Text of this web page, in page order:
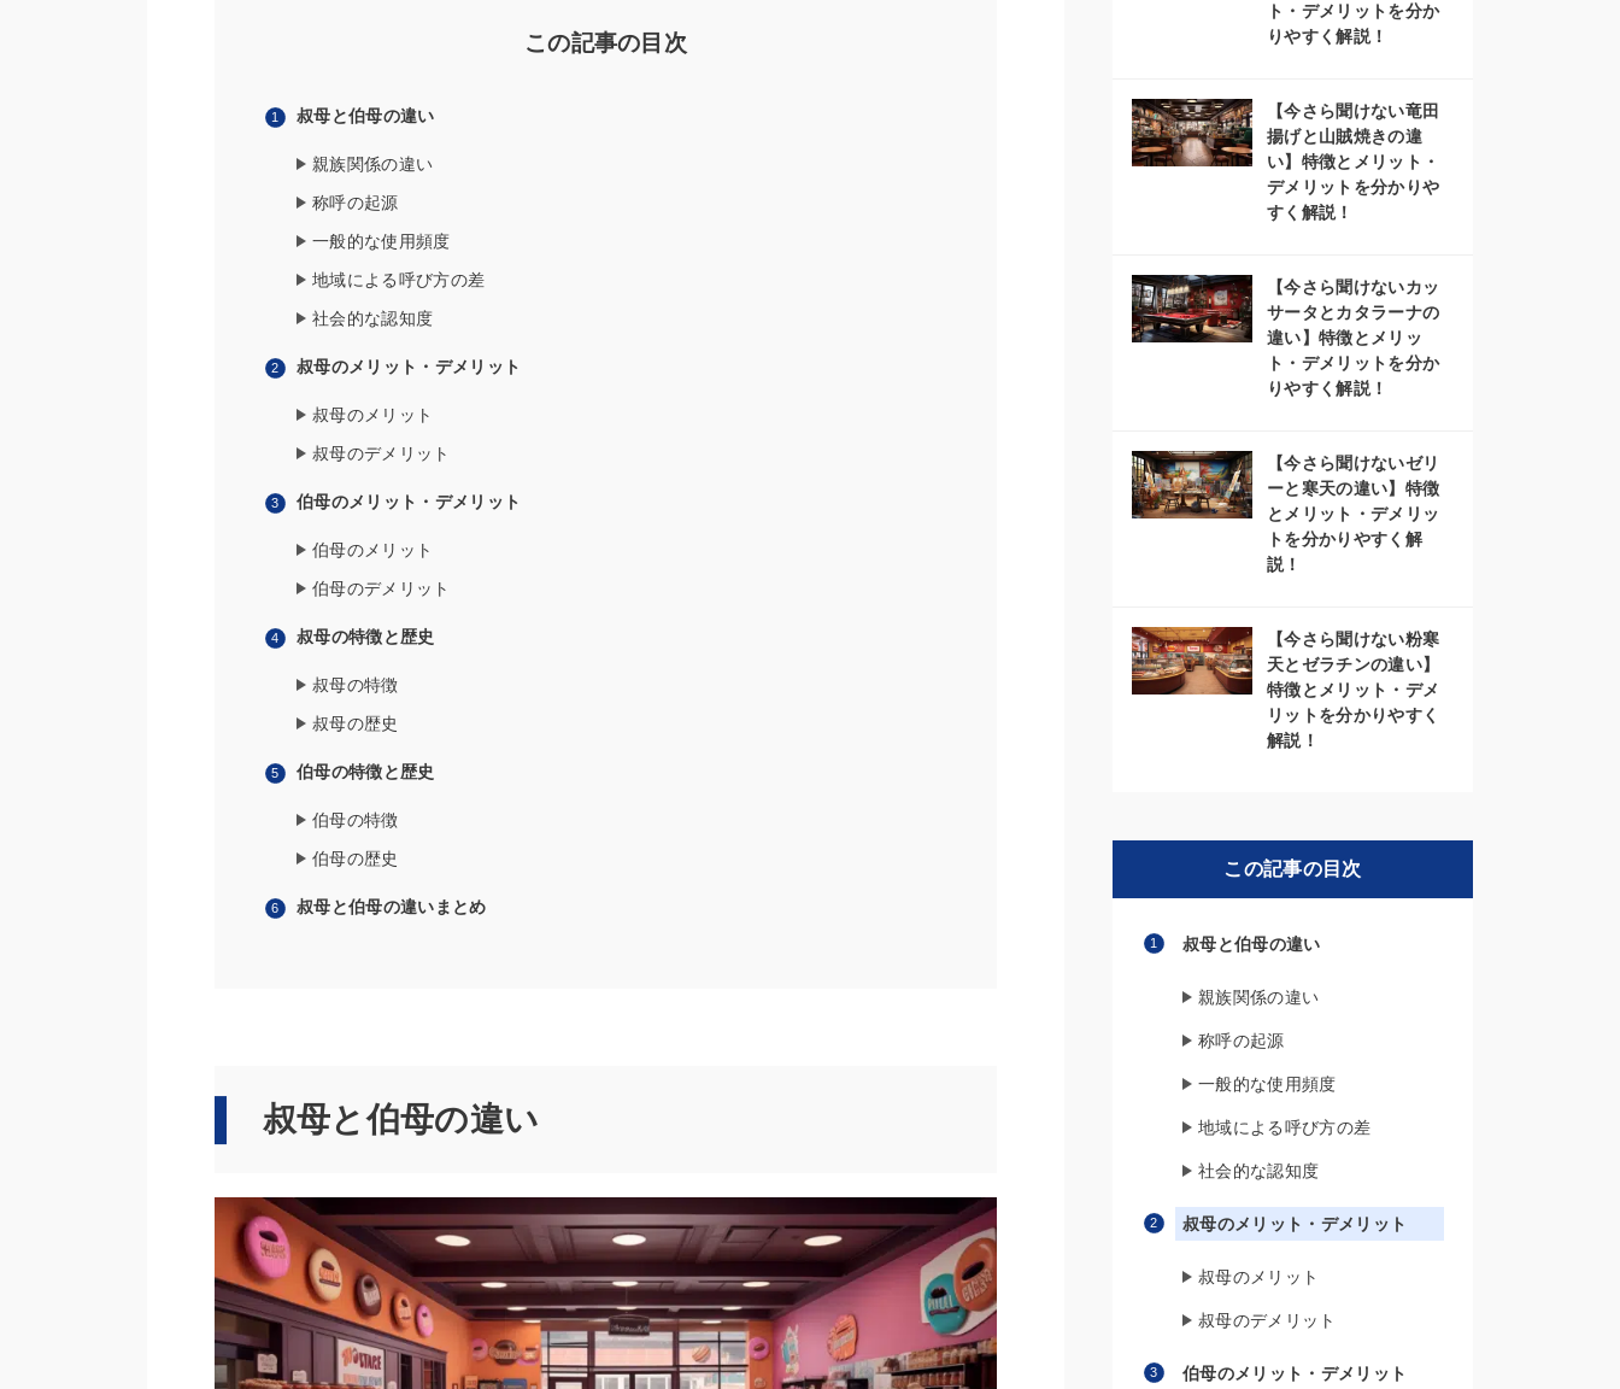
この記事の目次
叔母と伯母の違い
親族関係の違い
称呼の起源
一般的な使用頻度
地域による呼び方の差
社会的な認知度
叔母のメリット・デメリット
叔母のメリット
叔母のデメリット
伯母のメリット・デメリット
伯母のメリット
伯母のデメリット
叔母の特徴と歴史
叔母の特徴
叔母の歴史
伯母の特徴と歴史
伯母の特徴
伯母の歴史
叔母と伯母の違いまとめ
叔母と伯母の違い
ト・デメリットを分か
りやすく解説！
【今さら聞けない竜田
揚げと山賊焼きの違
い】特徴とメリット・
デメリットを分かりや
すく解説！
【今さら聞けないカッ
サータとカタラーナの
違い】特徴とメリッ
ト・デメリットを分か
りやすく解説！
【今さら聞けないゼリ
ーと寒天の違い】特徴
とメリット・デメリッ
トを分かりやすく解
説！
【今さら聞けない粉寒
天とゼラチンの違い】
特徴とメリット・デメ
リットを分かりやすく
解説！
この記事の目次
叔母と伯母の違い
親族関係の違い
称呼の起源
一般的な使用頻度
地域による呼び方の差
社会的な認知度
叔母のメリット・デメリット
叔母のメリット
叔母のデメリット
伯母のメリット・デメリット